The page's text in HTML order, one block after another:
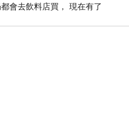
會去飲料店買， 現在有了
旗艦破壁智慧養生豆漿機，